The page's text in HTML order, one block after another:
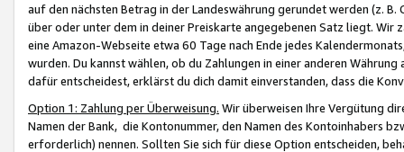
auf den nächsten Betrag in der Landeswährung gerundet werden (z.
über oder unter dem in deiner Preiskarte angegebenen Satz liegt.
eine Amazon-Webseite etwa 60 Tage nach Ende jedes
wurden. Du kannst wählen, ob du Zahlungen in einer anderen
dafür entscheidest, erklärst du dich damit einverstanden, dass die
Option 1: Zahlung per Überweisung. Wir überweisen Ihre Vergütung
Namen der Bank, die Kontonummer, den Namen des Kontoinhabers
erforderlich) nennen. Sollten Sie sich für diese Option entscheiden,